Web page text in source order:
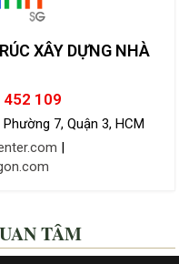
XÂY DỰNG NHÀ
452 109
7, Quận 3, HCM
|
TÂM